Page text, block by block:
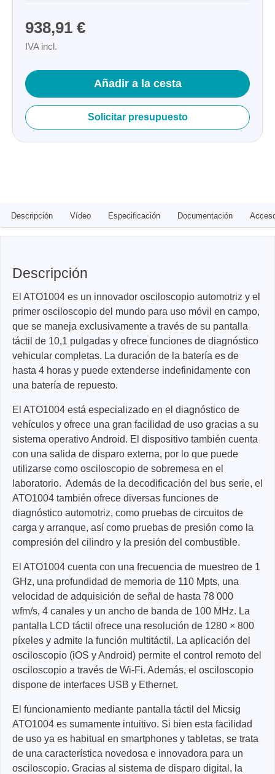
938,91 €
IVA incl.
Añadir a la cesta
Solicitar presupuesto
Descripción Vídeo Especificación Documentación
Descripción
El ATO1004 es un innovador osciloscopio automotriz y el
primer osciloscopio del mundo para uso móvil en campo,
que se maneja exclusivamente a través de su pantalla
táctil de 10,1 pulgadas y ofrece funciones de diagnóstico
vehicular completas. La duración de la batería es de
hasta 4 horas y puede extenderse indefinidamente con
una batería de repuesto.
El ATO1004 está especializado en el diagnóstico de
vehículos y ofrece una gran facilidad de uso gracias a su
sistema operativo Android. El dispositivo también cuenta
con una salida de disparo externa, por lo que puede
utilizarse como osciloscopio de sobremesa en el
laboratorio. Además de la decodificación del bus serie, el
ATO1004 también ofrece diversas funciones de
diagnóstico automotriz, como pruebas de circuitos de
carga y arranque, así como pruebas de presión como la
compresión del cilindro y la presión del combustible.
El ATO1004 cuenta con una frecuencia de muestreo de 1
GHz, una profundidad de memoria de 110 Mpts, una
velocidad de adquisición de señal de hasta 78 000
wfm/s, 4 canales y un ancho de banda de 100 MHz. La
pantalla LCD táctil ofrece una resolución de 1280 × 800
píxeles y admite la función multitáctil. La aplicación del
osciloscopio (iOS y Android) permite el control remoto del
osciloscopio a través de Wi-Fi. Además, el osciloscopio
dispone de interfaces USB y Ethernet.
El funcionamiento mediante pantalla táctil del Micsig
ATO1004 es sumamente intuitivo. Si bien esta facilidad
de uso ya es habitual en smartphones y tabletas, se trata
de una característica novedosa e innovadora para un
osciloscopio. Gracias al sistema de disparo digital, la